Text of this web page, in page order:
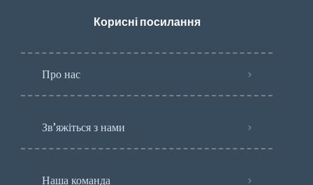
Корисні посилання
Про нас
Зв’яжіться з нами
Наша команда